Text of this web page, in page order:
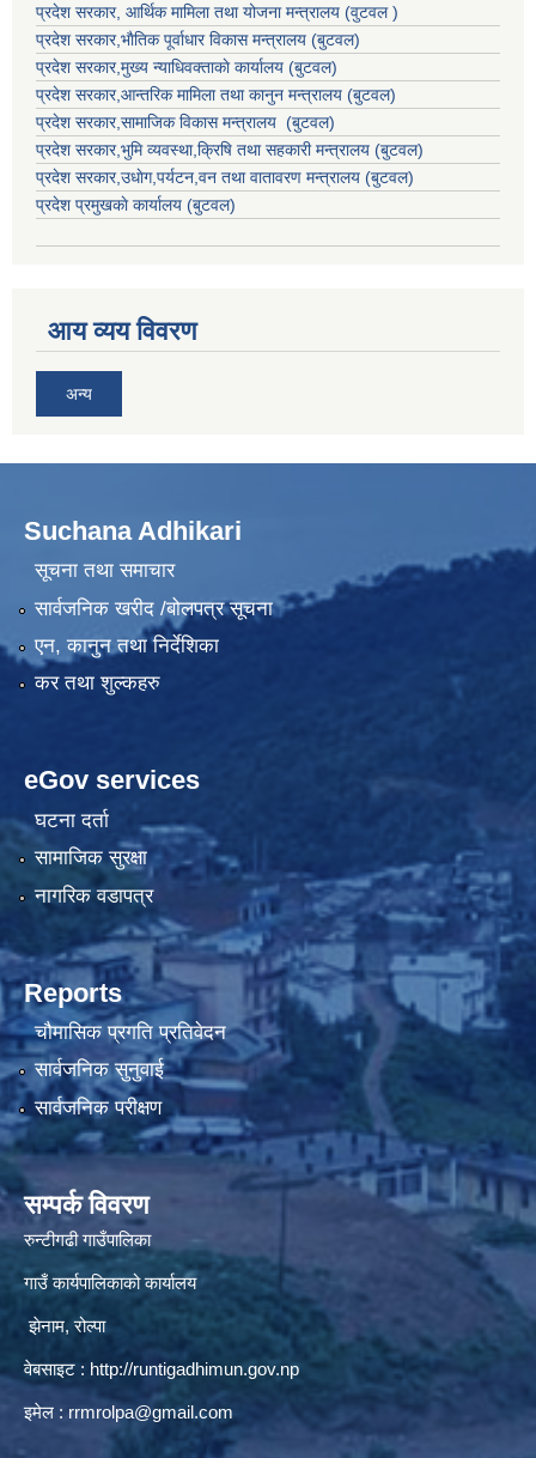
प्रदेश सरकार, आर्थिक मामिला तथा योजना मन्त्रालय (वुटवल )
प्रदेश सरकार,भाैतिक पूर्वाधार विकास मन्त्रालय (बुटवल)
प्रदेश सरकार,मुख्य न्याधिवक्ताकाे कार्यालय (बुटवल)
प्रदेश सरकार,आन्तरिक मामिला तथा कानुन मन्त्रालय (बुटवल)
प्रदेश सरकार,सामाजिक विकास मन्त्रालय (बुटवल)
प्रदेश सरकार,भुमि व्यवस्था,क्रिषि तथा सहकारी मन्त्रालय (बुटवल)
प्रदेश सरकार,उधाेग,पर्यटन,वन तथा वातावरण मन्त्रालय (बुटवल)
प्रदेश प्रमुखकाे कार्यालय (बुटवल)
आय व्यय विवरण
अन्य
Suchana Adhikari
सूचना तथा समाचार
सार्वजनिक खरीद /बोलपत्र सूचना
एन, कानुन तथा निर्देशिका
कर तथा शुल्कहरु
eGov services
घटना दर्ता
सामाजिक सुरक्षा
नागरिक वडापत्र
Reports
चौमासिक प्रगति प्रतिवेदन
सार्वजनिक सुनुवाई
सार्वजनिक परीक्षण
सम्पर्क विवरण
रुन्टीगढी गाउँपालिका
गाउँ कार्यपालिकाको कार्यालय
झेनाम, रोल्पा
वेबसाइट : http://runtigadhimun.gov.np
इमेल : rrmrolpa@gmail.com